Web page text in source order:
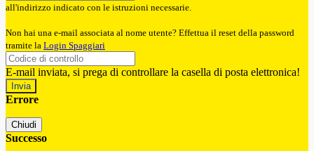
all'indirizzo indicato con le istruzioni necessarie.
Non hai una e-mail associata al nome utente? Effettua il reset della password
tramite la Login Spaggiari
E-mail inviata, si prega di controllare la casella di posta elettronica!
Errore
Chiudi
Successo